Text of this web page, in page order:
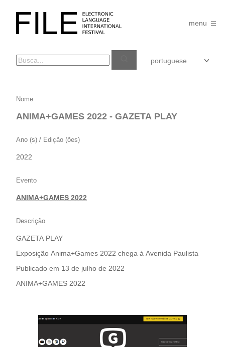
FILE
FESTIVAL
menu
ANIMA+GAMES
2022
GAZETA
PLAY
Nome
ANIMA+GAMES 2022 - GAZETA PLAY
Ano (s) / Edição (ões)
2022
Evento
ANIMA+GAMES 2022
Descrição
GAZETA PLAY
Exposição Anima+Games 2022 chega à Avenida Paulista
Publicado em 13 de julho de 2022
ANIMA+GAMES 2022